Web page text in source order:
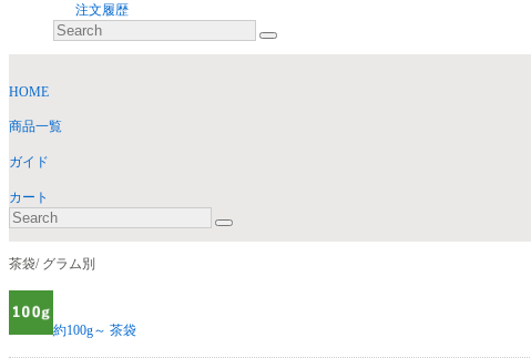
注文履歴
HOME
商品一覧
ガイド
カート
茶袋/ グラム別
約100g～ 茶袋